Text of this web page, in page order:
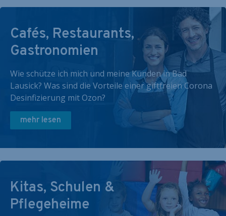
Cafés, Restaurants,
Gastronomien
Wie schütze ich mich und meine Kunden in Bad
Lausick? Was sind die Vorteile einer giftfreien Corona
Desinfizierung mit Ozon?
mehr lesen
Kitas, Schulen &
Pflegeheime